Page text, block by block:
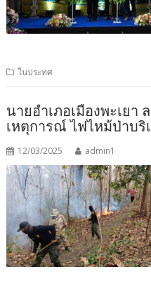
ในประทศ
นายอำเภอเมืองพะเยา
เหตุการณ์ ไฟไหม้ป่าบ
12/03/2025 admin1